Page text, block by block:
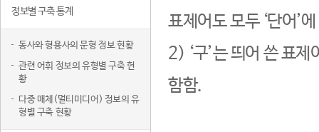
정보별 구축 통계
동사와 형용사의 문형 정보 현황
관련 어휘 정보의 유형별 구축 현
황
다중 매체(멀티미디어) 정보의 유
형별 구축 현황
표제어도 모두 ‘단어’
2) ‘구’는 띄어 쓴 표
함함.